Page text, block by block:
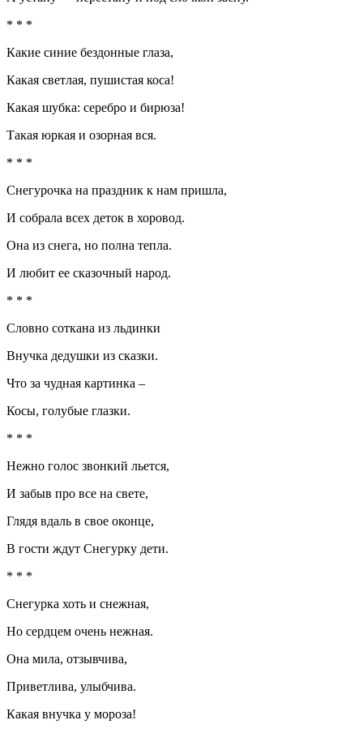
* * *
Какие синие бездонные глаза,
Какая светлая, пушистая коса!
Какая шубка: серебро и бирюза!
Такая юркая и озорная вся.
* * *
Снегурочка на праздник к нам пришла,
И собрала всех деток в хоровод.
Она из снега, но полна тепла.
И любит ее сказочный народ.
* * *
Словно соткана из льдинки
Внучка дедушки из сказки.
Что за чудная картинка –
Косы, голубые глазки.
* * *
Нежно голос звонкий льется,
И забыв про все на свете,
Глядя вдаль в свое оконце,
В гости ждут Снегурку дети.
* * *
Снегурка хоть и снежная,
Но сердцем очень нежная.
Она мила, отзывчива,
Приветлива, улыбчива.
Какая внучка у мороза!